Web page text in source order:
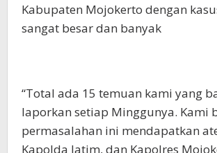
Kabupaten Mojokerto dengan
sangat besar dan banyak
“Total ada 15 temuan kami yang
laporkan setiap Minggunya. Kami
permasalahan ini mendapatkan
Kapolda Jatim, dan Kapolres